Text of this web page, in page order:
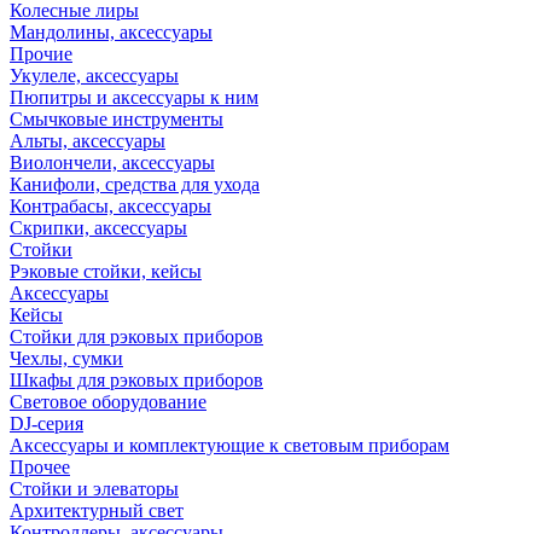
Колесные лиры
Мандолины, аксессуары
Прочие
Укулеле, аксессуары
Пюпитры и аксессуары к ним
Смычковые инструменты
Альты, аксессуары
Виолончели, аксессуары
Канифоли, средства для ухода
Контрабасы, аксессуары
Скрипки, аксессуары
Стойки
Рэковые стойки, кейсы
Аксессуары
Кейсы
Стойки для рэковых приборов
Чехлы, сумки
Шкафы для рэковых приборов
Световое оборудование
DJ-серия
Аксессуары и комплектующие к световым приборам
Прочее
Стойки и элеваторы
Архитектурный свет